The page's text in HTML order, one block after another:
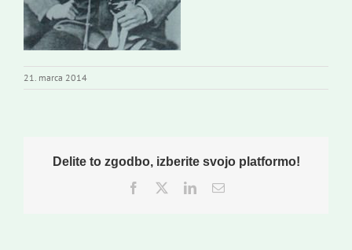
Koristne informacije
21. marca 2014
Delite to zgodbo, izberite svojo platformo!
Facebook
TwitterLinkedInEmail